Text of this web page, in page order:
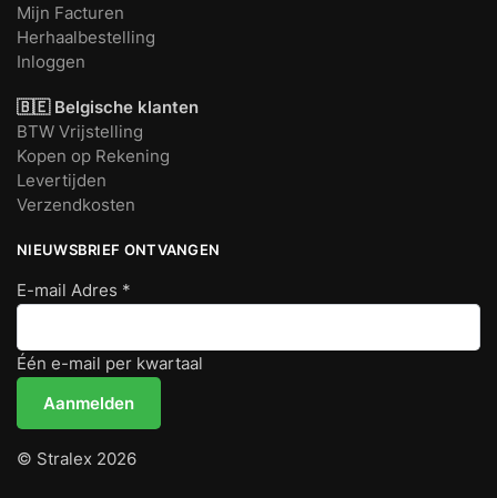
Mijn Facturen
Herhaalbestelling
Inloggen
🇧🇪 Belgische klanten
BTW Vrijstelling
Kopen op Rekening
Levertijden
Verzendkosten
NIEUWSBRIEF ONTVANGEN
E-mail Adres *
Één e-mail per kwartaal
© Stralex 2026